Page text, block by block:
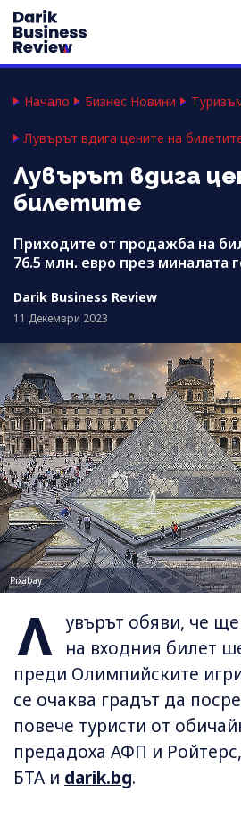
Начало Бизнес Новини
Лувърът вдига цените на
Лувърът вдига
билетите
Приходите от продажба на
76.5 млн. евро през миналата
Darik Business Review
11 Декември 2023
Pixabay
Л
увърът обяви, че
на входния билет
преди Олимпийските
се очаква градът да
повече туристи от
предадоха АФП и
БТА и darik.bg.